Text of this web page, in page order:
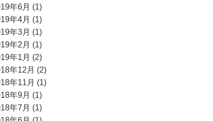
年6月 (1)
年4月 (1)
年3月 (1)
年2月 (1)
年1月 (2)
年12月 (2)
年11月 (1)
年9月 (1)
年7月 (1)